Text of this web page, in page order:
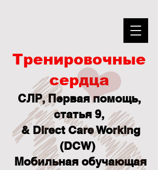
Тренировочные
сердца
СЛР, Первая помощь,
статья 9,
& Direct Care Working
(DCW)
Мобильная обучающая